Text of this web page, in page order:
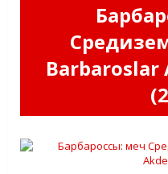
Barbaroslar